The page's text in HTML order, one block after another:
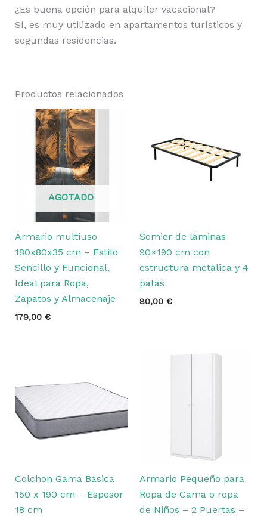
¿Es buena opción para alquiler vacacional?
Sí, es muy utilizado en apartamentos turísticos y
segundas residencias.
Productos relacionados
AGOTADO
Armario multiuso
180x80x35 cm – Estilo
Sencillo y Funcional,
Ideal para Ropa,
Zapatos y Almacenaje
179,00 €
Somier de láminas
90×190 cm con
estructura metálica y 4
patas
80,00 €
Colchón Gama Básica
150 x 190 cm – Espesor
18 cm
Armario Pequeño para
Ropa de Cama o ropa
de Niños – 2 Puertas –